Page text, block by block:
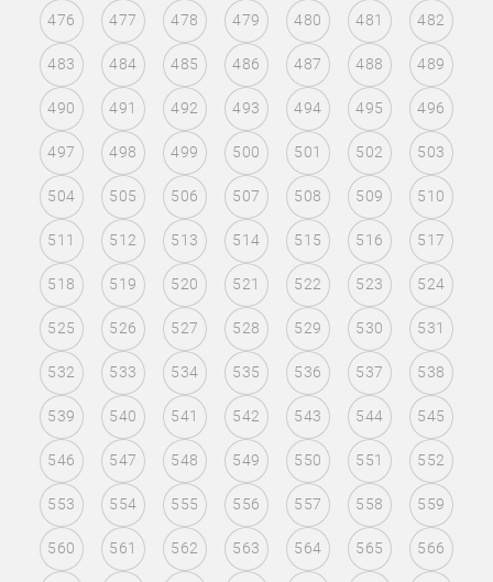
476 477 478 479 480 481 482
483 484 485 486 487 488 489
490 491 492 493 494 495 496
497 498 499 500 501 502 503
504 505 506 507 508 509 510
511 512 513 514 515 516 517
518 519 520 521 522 523 524
525 526 527 528 529 530 531
532 533 534 535 536 537 538
539 540 541 542 543 544 545
546 547 548 549 550 551 552
553 554 555 556 557 558 559
560 561 562 563 564 565 566